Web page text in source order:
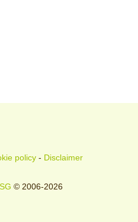
policy- Disclaimer
© 2006-2026